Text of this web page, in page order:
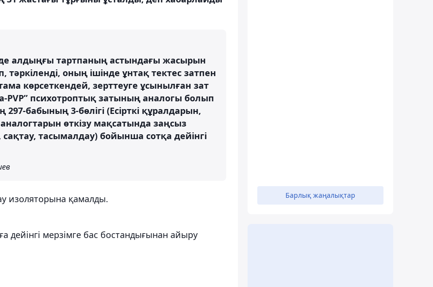
алдыңғы тартпаның астындағы жасырын
оның ішінде ұнтақ тектес затпен
көрсеткендей, зерттеуге ұсынылған зат
PVP” психотроптық затының аналогы болып
бабының 3-бөлігі (Есірткі құралдарын,
өткізу мақсатында заңсыз
тасымалдау) бойынша сотқа дейінгі
изоляторына қамалды.
мерзімге бас бостандығынан айыру
Барлық жаңалықтар